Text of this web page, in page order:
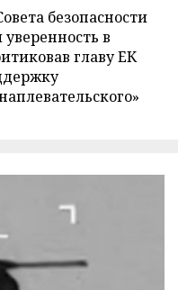
безопасности
в
главу ЕК